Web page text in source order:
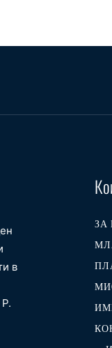
в
ЗА